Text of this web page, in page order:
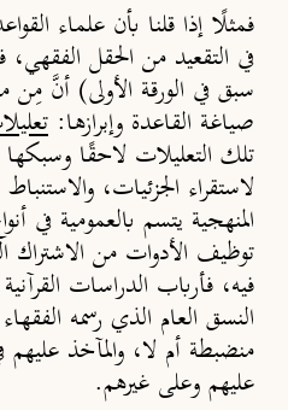
فمثلًا إذا قلنا بأن علماء
في التقعيد من الحقل
سبق في الورقة الأولى) أنَّ مِن
صياغة القاعدة وإبرازها:
تلك التعليلات لاحقًا وسبكها
لاستقراء الجزئيات،
المنهجية يتسم بالعمومية في
توظيف الأدوات من الاشتراك
فيه، فأرباب الدراسات
النسق العام الذي رسمه
منضبطة أم لا، والمآخذ عليهم
عليهم وعلى غيرهم.